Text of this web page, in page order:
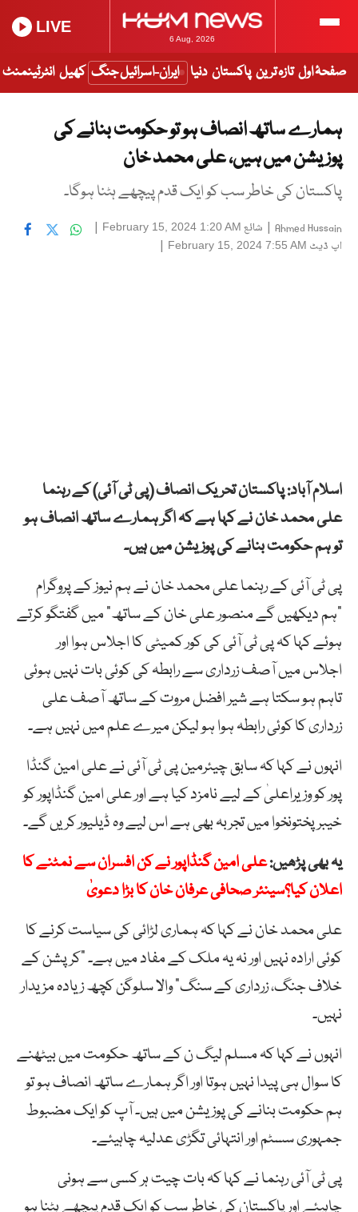
6 Aug, 2026
LIVE
صفحۂ اول تازہ ترین پاکستان دنیا ایران-اسرائیل جنگ کھیل انٹرٹینمنٹ
ہمارے ساتھ انصاف ہو تو حکومت بنانے کی
پوزیشن میں ہیں، علی محمد خان
پاکستان کی خاطر سب کو ایک قدم پیچھے ہٹنا ہوگا۔
Ahmed Hussain
| شائع February 15, 2024 1:20 AM
|
اپ ڈیٹ February 15, 2024 7:55 AM
|
اسلام آباد: پاکستان تحریک انصاف (پی ٹی آئی) کے رہنما
علی محمد خان نے کہا ہے کہ اگر ہمارے ساتھ انصاف ہو
تو ہم حکومت بنانے کی پوزیشن میں ہیں۔
پی ٹی آئی کے رہنما علی محمد خان نے ہم نیوز کے پروگرام
“ہم دیکھیں گے منصور علی خان کے ساتھ” میں گفتگو کرتے
ہوئے کہا کہ پی ٹی آئی کی کور کمیٹی کا اجلاس ہوا اور
اجلاس میں آصف زرداری سے رابطہ کی کوئی بات نہیں ہوئی
تاہم ہو سکتا ہے شیر افضل مروت کے ساتھ آصف علی
زرداری کا کوئی رابطہ ہوا ہو لیکن میرے علم میں نہیں ہے۔
انہوں نے کہا کہ سابق چیئرمین پی ٹی آئی نے علی امین گنڈا
پور کو وزیراعلیٰ کے لیے نامزد کیا ہے اور علی امین گنڈاپور کو
خیبر پختونخوا میں تجربہ بھی ہے اس لیے وہ ڈیلیور کریں گے۔
یہ بھی پڑھیں:علی امین گنڈاپور نے کن افسران سے نمٹنے کا
اعلان کیا؟سینئر صحافی عرفان خان کا بڑا دعویٰ
علی محمد خان نے کہا کہ ہماری لڑائی کی سیاست کرنے کا
کوئی ارادہ نہیں اور نہ یہ ملک کے مفاد میں ہے۔ “کرپشن کے
خلاف جنگ، زرداری کے سنگ” والا سلوگن کچھ زیادہ مزیدار
نہیں۔
انہوں نے کہا کہ مسلم لیگ ن کے ساتھ حکومت میں بیٹھنے
کا سوال ہی پیدا نہیں ہوتا اور اگر ہمارے ساتھ انصاف ہو تو
ہم حکومت بنانے کی پوزیشن میں ہیں۔ آپ کو ایک مضبوط
جمہوری سسٹم اور انتہائی تگڑی عدلیہ چاہیئے۔
پی ٹی آئی رہنما نے کہا کہ بات چیت ہر کسی سے ہونی
چاہیئے اور پاکستان کی خاطر سب کو ایک قدم پیچھے ہٹنا ہو